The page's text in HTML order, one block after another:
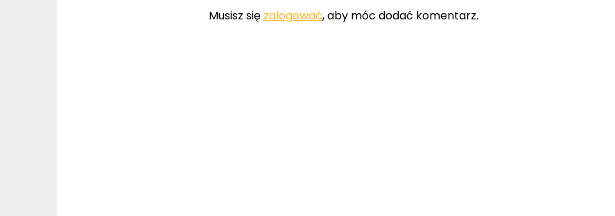
Musisz się zalogować, aby móc dodać komentarz.